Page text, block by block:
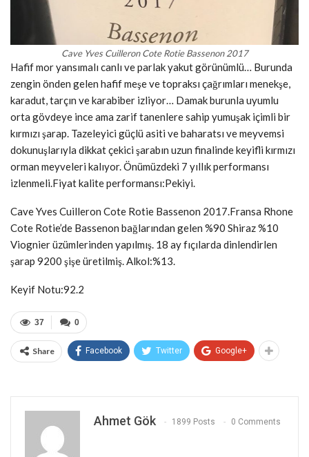
Cave Yves Cuilleron Cote Rotie Bassenon 2017
Hafif mor yansımalı canlı ve parlak yakut görünümlü… Burunda
zengin önden gelen hafif meşe ve topraksı çağrımları menekşe,
karadut, tarçın ve karabiber izliyor… Damak burunla uyumlu
orta gövdeye ince ama zarif tanenlere sahip yumuşak içimli bir
kırmızı şarap. Tazeleyici güçlü asiti ve baharatsı ve meyvemsi
dokunuşlarıyla dikkat çekici şarabın uzun finalinde keyifli kırmızı
orman meyveleri kalıyor. Önümüzdeki 7 yıllık performansı
izlenmeli.Fiyat kalite performansı:Pekiyi.
Cave Yves Cuilleron Cote Rotie Bassenon 2017.Fransa Rhone
Cote Rotie’de Bassenon bağlarından gelen %90 Shiraz %10
Viognier üzümlerinden yapılmış. 18 ay fıçılarda dinlendirlen
şarap 9200 şişe üretilmiş. Alkol:%13.
Keyif Notu:92.2
0
37
Share Facebook Twitter Google+
Ahmet Gök 1899 Posts 0 Comments